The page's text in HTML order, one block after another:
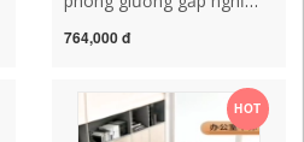
nhất tạo tác ngồi có thể
giản hộ tống diễu hành
764,000 đ
HOT